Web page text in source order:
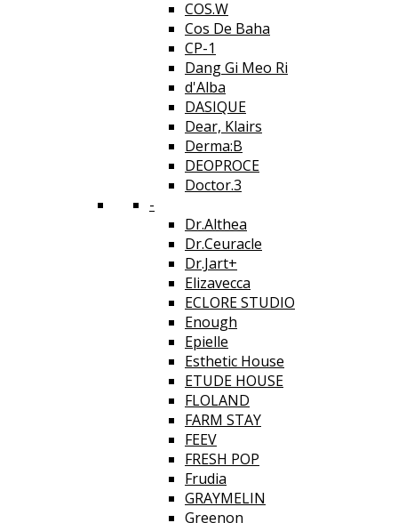
COS.W
Cos De Baha
CP-1
Dang Gi Meo Ri
d'Alba
DASIQUE
Dear, Klairs
Derma:B
DEOPROCE
Doctor.3
-
Dr.Althea
Dr.Ceuracle
Dr.Jart+
Elizavecca
ECLORE STUDIO
Enough
Epielle
Esthetic House
ETUDE HOUSE
FLOLAND
FARM STAY
FEEV
FRESH POP
Frudia
GRAYMELIN
Greenon